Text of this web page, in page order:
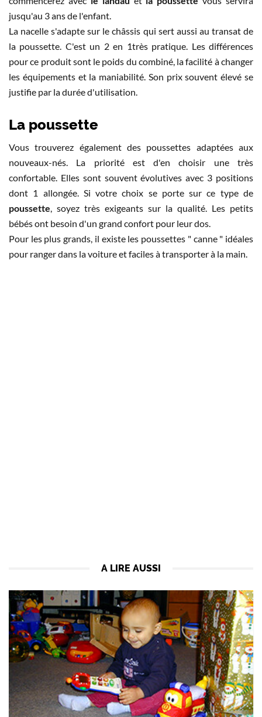
jusqu'au 3 ans de l'enfant.
La nacelle s'adapte sur le châssis qui sert aussi au transat de
la poussette. C'est un 2 en 1très pratique. Les différences
pour ce produit sont le poids du combiné, la facilité à changer
les équipements et la maniabilité. Son prix souvent élevé se
justifie par la durée d'utilisation.
La poussette
Vous trouverez également des poussettes adaptées aux
nouveaux-nés. La priorité est d'en choisir une très
confortable. Elles sont souvent évolutives avec 3 positions
dont 1 allongée. Si votre choix se porte sur ce type de
poussette, soyez très exigeants sur la qualité. Les petits
bébés ont besoin d'un grand confort pour leur dos.
Pour les plus grands, il existe les poussettes " canne " idéales
pour ranger dans la voiture et faciles à transporter à la main.
A LIRE AUSSI